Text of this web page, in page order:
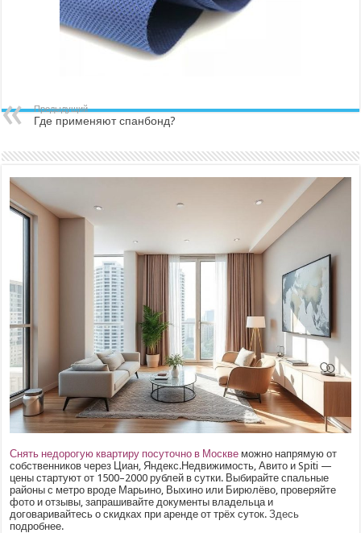
Предыдущий
Где применяют спанбонд?
Снять недорогую квартиру посуточно в Москве можно напрямую от
собственников через Циан, Яндекс.Недвижимость, Авито и Spiti —
цены стартуют от 1500–2000 рублей в сутки. Выбирайте спальные
районы с метро вроде Марьино, Выхино или Бирюлёво, проверяйте
фото и отзывы, запрашивайте документы владельца и
договаривайтесь о скидках при аренде от трёх суток.Здесь
подробнее.